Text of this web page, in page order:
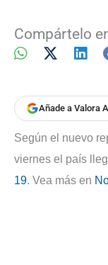
Compártelo
Añade a Valora
Según el nuevo
viernes el país
19. Vea más en